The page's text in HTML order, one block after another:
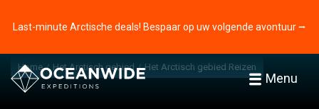
Last-minute Arctische deals! Bespaar op uw volgende avontuur ⭢
Menu
Home Het Arctisch gebied Het Arctisch gebied Reizen